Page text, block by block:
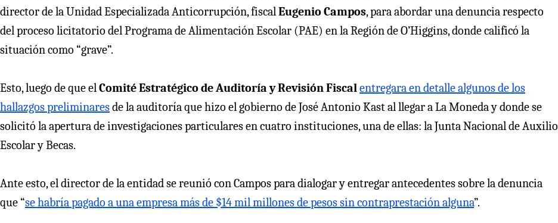
director de la Unidad Especializada Anticorrupción, fiscalEugenio Campos, para abordar una denuncia respecto
del proceso licitatorio del Programa de Alimentación Escolar (PAE) en la Región de O’Higgins, donde calificó la
situación como “grave”.
Esto, luego de que elComité Estratégico de Auditoría y Revisión Fiscalentregara en detalle algunos de los
hallazgos preliminaresde la auditoría que hizo el gobierno de José Antonio Kast al llegar a La Moneda y donde se
solicitó la apertura de investigaciones particulares en cuatro instituciones, una de ellas: la Junta Nacional de Auxilio
Escolar y Becas.
Ante esto, el director de la entidad se reunió con Campos para dialogar y entregar antecedentes sobre la denuncia
que “se habría pagado a una empresa más de $14 mil millones de pesos sin contraprestación alguna”.